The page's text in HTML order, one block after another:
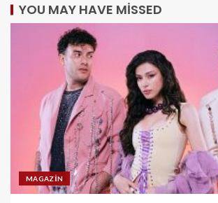
YOU MAY HAVE MISSED
MAGAZIN